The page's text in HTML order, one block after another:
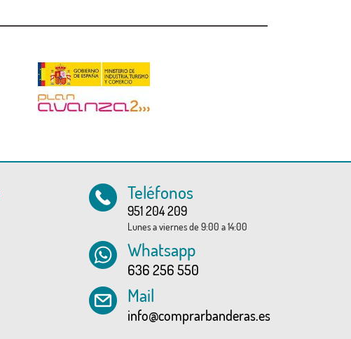
Teléfonos
951 204 209
Lunes a viernes de 9:00 a 14:00
Whatsapp
636 256 550
Mail
info@comprarbanderas.es